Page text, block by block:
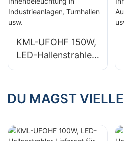
andere
Anwendungen der
KML-UFOHF 150W,
LED-Hallenstrahler-
Lieferant für die
in Industrieanlagen,
DU MAGST